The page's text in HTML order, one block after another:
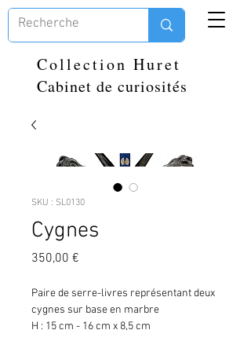
Collection Huret
Cabinet de curiosités
SKU : SL0130
Cygnes
350,00 €
Paire de serre-livres représentant deux
cygnes sur base en marbre
H : 15 cm - 16 cm x 8,5 cm